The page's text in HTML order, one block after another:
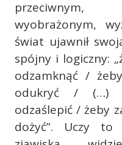
przeciwnym,
wyobrażonym,
świat ujawnił
spójny i logiczny:
odzamknąć /
odukryć / (…)
odzaślepić / żeby
dożyć”. Uczy